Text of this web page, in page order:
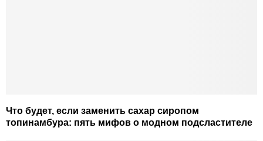
Что будет, если заменить сахар сиропом
топинамбура: пять мифов о модном подсластителе